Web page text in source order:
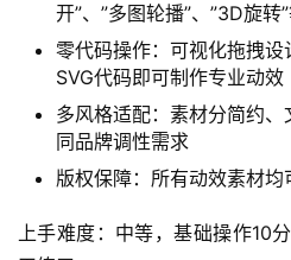
开”、”多图轮播”、”3D旋转
零代码操作：可视化拖拽
SVG代码即可制作专业动效
多风格适配：素材分简约
同品牌调性需求
版权保障：所有动效素材
上手难度：中等，基础操作10